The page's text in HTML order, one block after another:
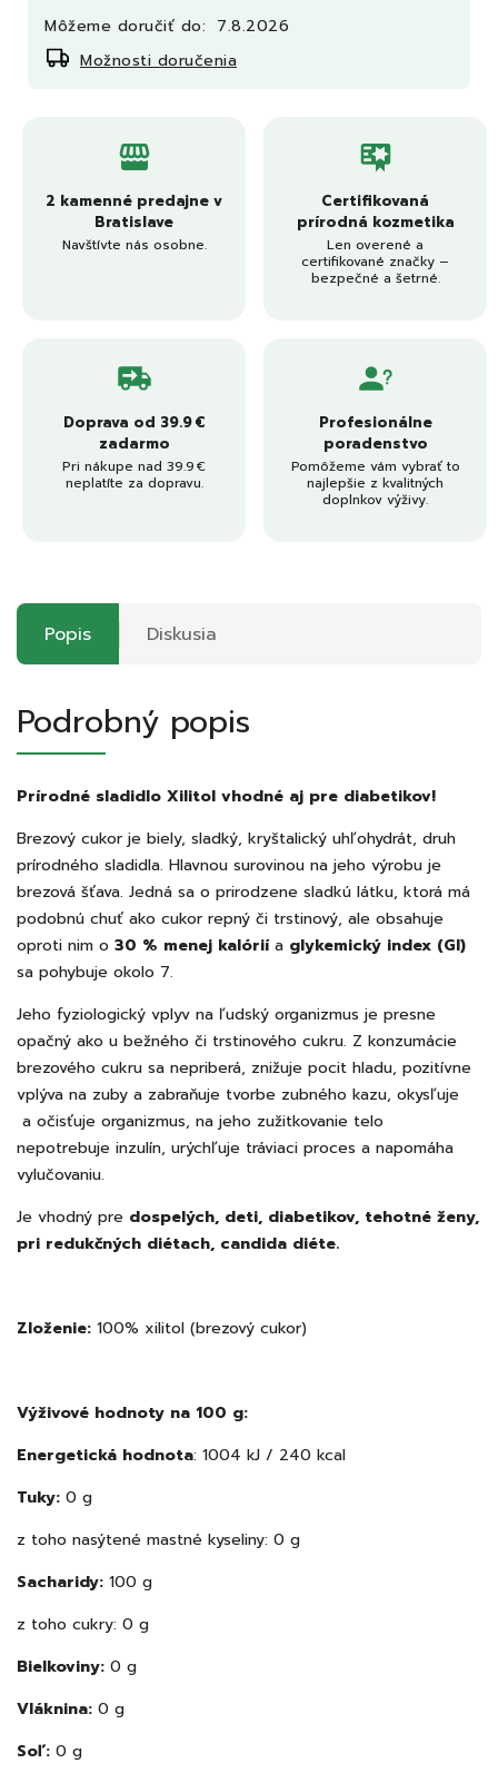
Môžeme doručiť do: 7.8.2026
Možnosti doručenia
2 kamenné predajne v
Bratislave
Navštívte nás osobne.
Certifikovaná
prírodná kozmetika
Len overené a
certifikované značky –
bezpečné a šetrné.
Doprava od 39.9 €
zadarmo
Pri nákupe nad 39.9 €
neplatíte za dopravu.
Profesionálne
poradenstvo
Pomôžeme vám vybrať to
najlepšie z kvalitných
doplnkov výživy.
Popis Diskusia
Podrobný popis
Prírodné sladidlo Xilitol vhodné aj pre diabetikov!
Brezový cukor je biely, sladký, kryštalický uhľohydrát, druh
prírodného sladidla. Hlavnou surovinou na jeho výrobu je
brezová šťava. Jedná sa o prirodzene sladkú látku, ktorá má
podobnú chuť ako cukor repný či trstinový, ale obsahuje
oproti nim o 30 % menej kalóriía glykemický index (GI)
sa pohybuje okolo 7.
Jeho fyziologický vplyv na ľudský organizmus je presne
opačný ako u bežného či trstinového cukru. Z konzumácie
brezového cukru sa nepriberá, znižuje pocit hladu, pozitívne
vplýva na zuby a zabraňuje tvorbe zubného kazu, okysľuje
a očisťuje organizmus, na jeho zužitkovanie telo
nepotrebuje inzulín, urýchľuje tráviaci proces a napomáha
vylučovaniu.
Je vhodný pre dospelých, deti, diabetikov, tehotné ženy,
pri redukčných diétach, candida diéte.
Zloženie: 100% xilitol (brezový cukor)
Výživové hodnoty na 100 g:
Energetická hodnota: 1004 kJ / 240 kcal
Tuky: 0 g
z toho nasýtené mastné kyseliny: 0 g
Sacharidy: 100 g
z toho cukry: 0 g
Bielkoviny: 0 g
Vláknina: 0 g
Soľ: 0 g